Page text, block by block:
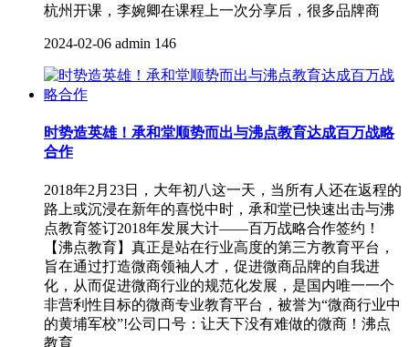
杭州开课，李婉卿在课程上一次分享后，很多品牌商
2024-02-06 admin 146
时势造英雄！承和堂顺势而出与沸点教育达成百万战略
合作
2018年2月23日，大年初八这一天，当所有人还在返程的
路上或沉浸在新年的喜悦中时，承和堂已快速出击与沸
点教育签订2018年发展大计——百万战略合作签约！
【沸点教育】真正是站在行业高度的第三方教育平台，
旨在通过打造微商领袖人才，促进微商品牌的自我进
化，从而促进微商行业的规范化发展，是国内唯一一个
非营利性目标的微商专业教育平台，被誉为“微商行业中
的黄埔军校”!公司口号：让天下没有难做的微商！沸点
教育